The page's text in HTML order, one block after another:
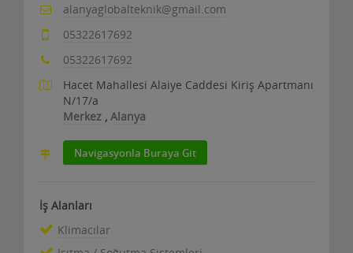
alanyaglobalteknik@gmail.com
05322617692
05322617692
Hacet Mahallesi Alaiye Caddesi Kiriş Apartmanı
N/17/a
Merkez , Alanya
Navigasyonla Buraya Git
İş Alanları
Klimacılar